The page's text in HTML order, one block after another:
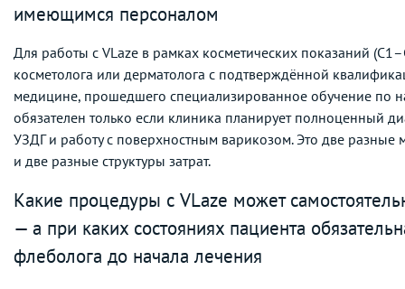
имеющимся персоналом
Для работы с VLaze в рамках косметических показаний
косметолога или дерматолога с подтверждённой
медицине, прошедшего специализированное обучение по
обязателен только если клиника планирует полноценный
УЗДГ и работу с поверхностным варикозом. Это две
и две разные структуры затрат.
Какие процедуры с VLaze может
— а при каких состояниях пациента
флеболога до начала лечения